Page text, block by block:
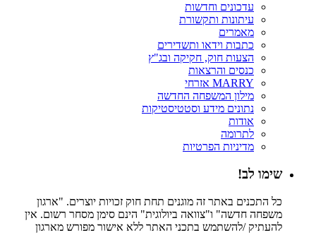
עדכונים וחדשות
עיתונות ותקשורת
מאמרים
כתבות וידאו ותשדירים
הצעות חוק, חקיקה ובג"ץ
כנסים והרצאות
MARRY אזרחי
מילון המשפחה החדשה
נתונים מידע וסטטיסטיקות
אודות
לתרומה
מדיניות הפרטיות
שימו לב!
כל התכנים באתר זה מוגנים תחת חוק זכויות יוצרים. "ארגון
משפחה חדשה" ו"צוואה ביולוגית" הינם סימן מסחר רשום. אין
להעתיק /להשתמש בתכני האתר ללא אישור מפורש מארגון